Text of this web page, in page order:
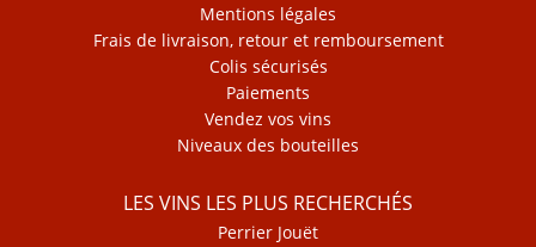
Mentions légales
Frais de livraison, retour et remboursement
Colis sécurisés
Paiements
Vendez vos vins
Niveaux des bouteilles
LES VINS LES PLUS RECHERCHÉS
Perrier Jouët